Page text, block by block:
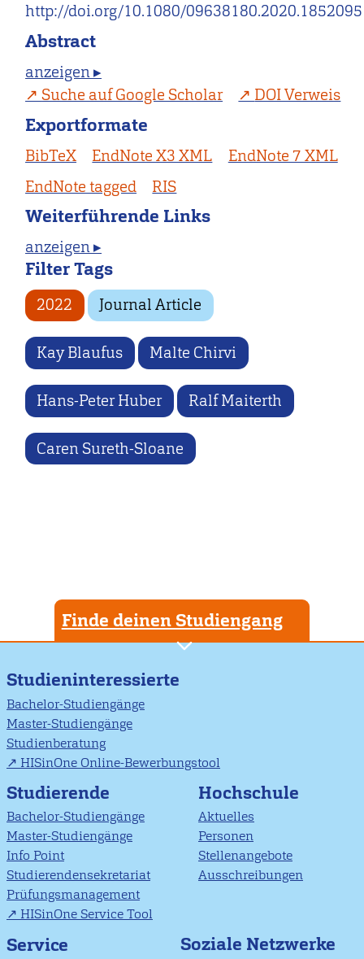
http://doi.org/10.1080/09638180.2020.1852095
Abstract
anzeigen ▸
Suche auf Google Scholar
DOI Verweis
Exportformate
BibTeX EndNote X3 XML
EndNote 7 XML
EndNote tagged
RIS
Weiterführende Links
anzeigen ▸
Filter Tags
2022 Journal Article
Kay Blaufus Malte Chirvi
Hans-Peter Huber Ralf Maiterth
Caren Sureth-Sloane
Finde deinen Studiengang
Studieninteressierte
Bachelor-Studiengänge
Master-Studiengänge
Studienberatung
HISinOne Online-Bewerbungstool
Studierende
Bachelor-Studiengänge
Master-Studiengänge
Info Point
Studierendensekretariat
Prüfungsmanagement
HISinOne Service Tool
Hochschule
Aktuelles
Personen
Stellenangebote
Ausschreibungen
Service Soziale Netzwerke